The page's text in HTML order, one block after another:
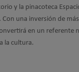
y la pinacoteca
una inversión de
en un referente
la cultura.